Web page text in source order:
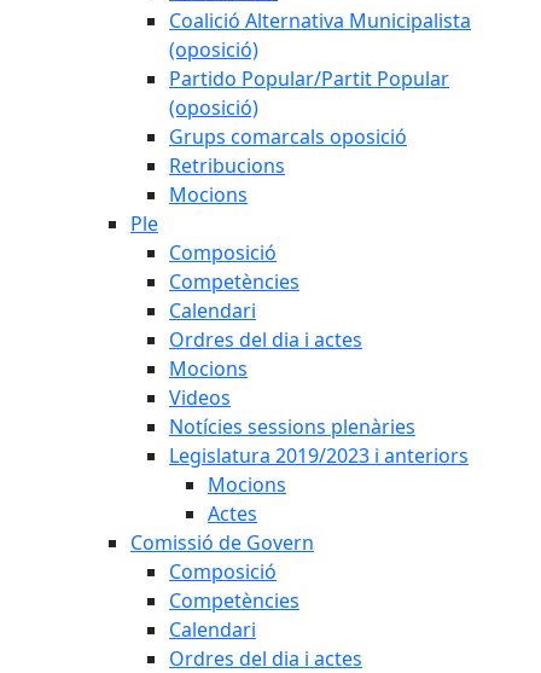
Coalició Alternativa Municipalista
(oposició)
Partido Popular/Partit Popular
(oposició)
Grups comarcals oposició
Retribucions
Mocions
Ple
Composició
Competències
Calendari
Ordres del dia i actes
Mocions
Videos
Notícies sessions plenàries
Legislatura 2019/2023 i anteriors
Mocions
Actes
Comissió de Govern
Composició
Competències
Calendari
Ordres del dia i actes